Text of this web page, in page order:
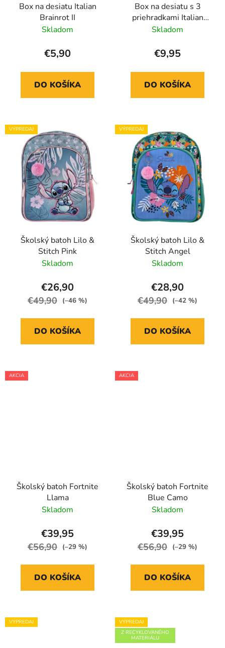
Box na desiatu Italian
Brainrot II
Skladom
€5,90
DO KOŠÍKA
Box na desiatu s 3
priehradkami Italian
Brainrot
Skladom
€9,95
DO KOŠÍKA
VÝPREDAJ
Školský batoh Lilo &
Stitch Pink
Skladom
€26,90
€49,90 (–46 %)
DO KOŠÍKA
VÝPREDAJ
Školský batoh Lilo &
Stitch Angel
Skladom
€28,90
€49,90 (–42 %)
DO KOŠÍKA
AKCIA
Školský batoh Fortnite
Llama
Skladom
€39,95
€56,90 (–29 %)
DO KOŠÍKA
AKCIA
Školský batoh Fortnite
Blue Camo
Skladom
€39,95
€56,90 (–29 %)
DO KOŠÍKA
VÝPREDAJ
VÝPREDAJ
Z RECYKLOVANÉHO
MATERIÁLU